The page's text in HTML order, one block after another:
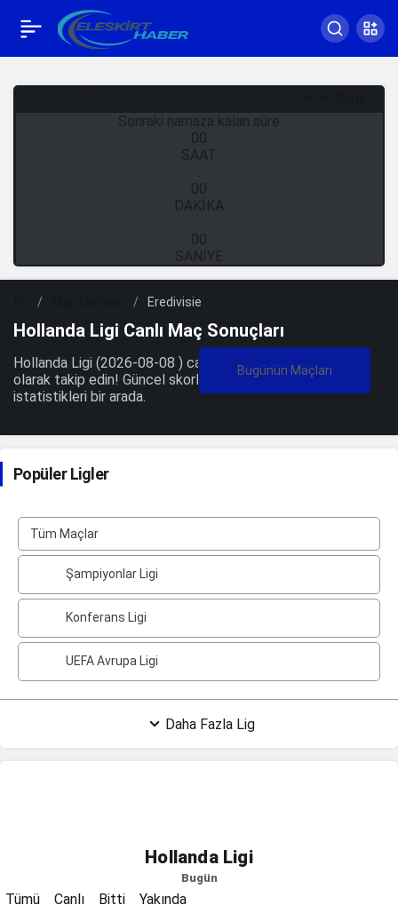
Sonraki namaza kalan süre
00
SAAT
00
DAKİKA
00
SANİYE
Eredivisie
Hollanda Ligi Canlı Maç Sonuçları
Hollanda Ligi (2026-08-08 ) canlı maç sonuçlarını anlık
olarak takip edin! Güncel skorlar, puan durumu ve takım
istatistikleri bir arada.
Popüler Ligler
Tüm Maçlar
Şampiyonlar Ligi
Konferans Ligi
UEFA Avrupa Ligi
Daha Fazla Lig
Hollanda Ligi
Bugün
Tümü Canlı Bitti Yakında